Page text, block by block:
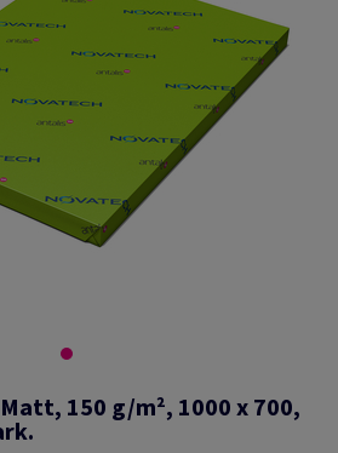
150 g/m², 1000 x 700,